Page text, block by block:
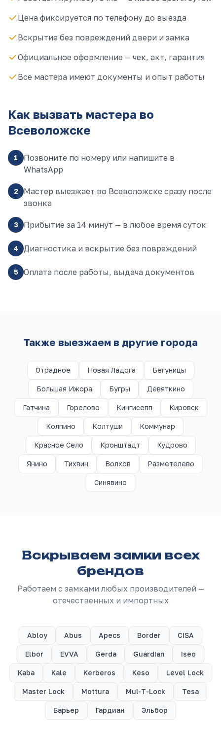
Цена фиксируется по телефону до выезда
Вскрытие без повреждений двери и замка
Официальное оформление — чек, акт, гарантия
Все мастера имеют документы и опыт работы
Как вызвать мастера во
Всеволожске
1
Позвоните по номеру или напишите в
WhatsApp
2
Мастер выезжает во Всеволожске сразу после
звонка
3 Прибытие за 14 минут — в любое время суток
4 Диагностика и вскрытие без повреждений
5 Оплата после работы, выдача документов
Также выезжаем в другие города
Отрадное Новая Ладога Бегуницы
Большая Ижора Бугры Девяткино
Гатчина Горелово Кингисепп Кировск
Колпино Колтуши Коммунар
Красное Село Кронштадт Кудрово
Янино Тихвин Волхов Разметелево
Синявино
Вскрываем замки всех
брендов
Работаем с замками любых производителей —
отечественных и импортных
Abloy Abus Apecs Border CISA
Elbor EVVA Gerda Guardian Iseo
Kaba Kale Kerberos Keso Level Lock
Master Lock Mottura Mul-T-Lock Tesa
Барьер Гардиан Эльбор